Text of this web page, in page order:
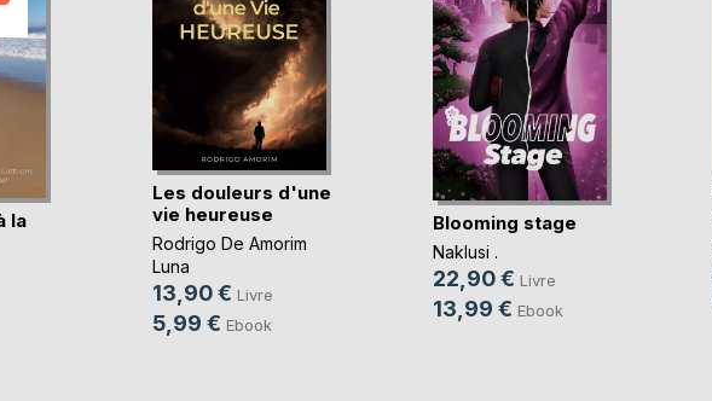
la
Les douleurs d'une
vie heureuse
Rodrigo De Amorim
Luna
13,90 € Livre
5,99 € Ebook
Blooming stage
Naklusi .
22,90 € Livre
13,99 € Ebook